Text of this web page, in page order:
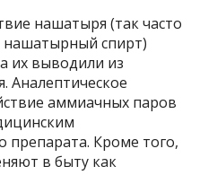
нашатыря (так часто
спирт)
их выводили из
Аналептическое
аммиачных паров
препарата. Кроме того,
в быту как